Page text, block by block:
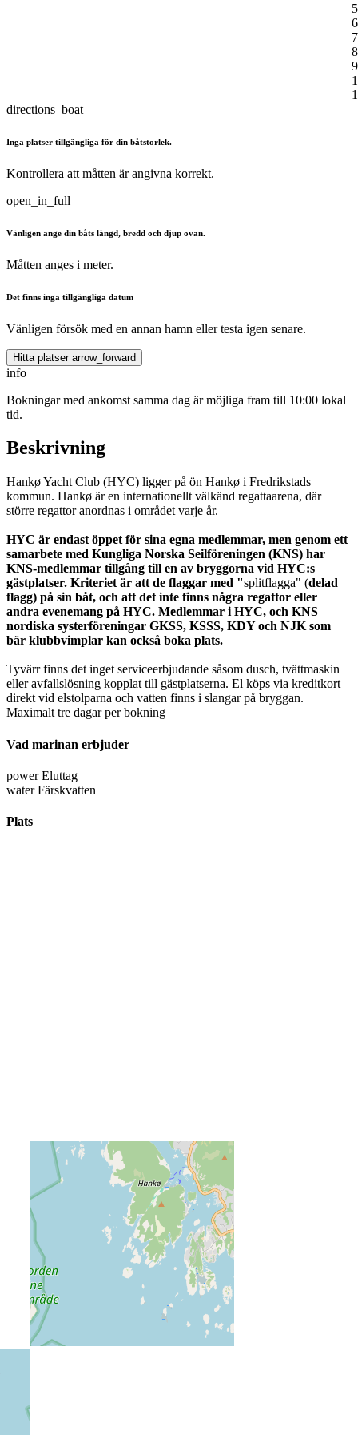
5
6
7
8
9
directions_boat
Inga platser tillgängliga för din båtstorlek.
Kontrollera att måtten är angivna korrekt.
open_in_full
Vänligen ange din båts längd, bredd och djup ovan.
Måtten anges i meter.
Det finns inga tillgängliga datum
Vänligen försök med en annan hamn eller testa igen senare.
Hitta platser arrow_forward
info
Bokningar med ankomst samma dag är möjliga fram till 10:00 lokal
tid.
Beskrivning
Hankø Yacht Club (HYC) ligger på ön Hankø i Fredrikstads
kommun. Hankø är en internationellt välkänd regattaarena, där
större regattor anordnas i området varje år.
HYC är endast öppet för sina egna medlemmar, men genom ett
samarbete med Kungliga Norska Seilföreningen (KNS) har
KNS-medlemmar tillgång till en av bryggorna vid HYC:s
gästplatser. Kriteriet är att de flaggar med "splitflagga" (delad
flagg) på sin båt, och att det inte finns några regattor eller
andra evenemang på HYC. Medlemmar i HYC, och KNS
nordiska systerföreningar GKSS, KSSS, KDY och NJK som
bär klubbvimplar kan också boka plats.
Tyvärr finns det inget serviceerbjudande såsom dusch, tvättmaskin
eller avfallslösning kopplat till gästplatserna. El köps via kreditkort
direkt vid elstolparna och vatten finns i slangar på bryggan.
Maximalt tre dagar per bokning
Vad marinan erbjuder
power Eluttag
water Färskvatten
Plats